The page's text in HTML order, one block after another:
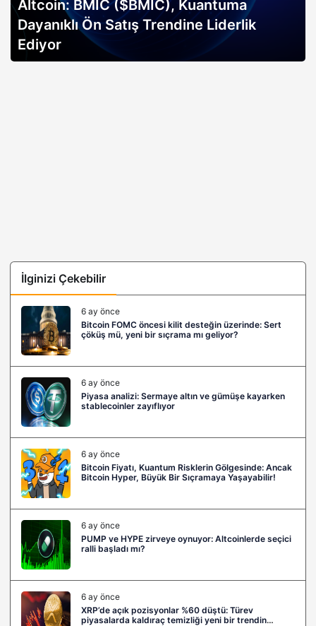
Altcoin: BMIC ($BMIC), Kuantuma
Dayanıklı Ön Satış Trendine Liderlik
Ediyor
İlginizi Çekebilir
6 ay önce
Bitcoin FOMC öncesi kilit desteğin üzerinde: Sert
çöküş mü, yeni bir sıçrama mı geliyor?
6 ay önce
Piyasa analizi: Sermaye altın ve gümüşe kayarken
stablecoinler zayıflıyor
6 ay önce
Bitcoin Fiyatı, Kuantum Risklerin Gölgesinde: Ancak
Bitcoin Hyper, Büyük Bir Sıçramaya Yaşayabilir!
6 ay önce
PUMP ve HYPE zirveye oynuyor: Altcoinlerde seçici
ralli başladı mı?
6 ay önce
XRP’de açık pozisyonlar %60 düştü: Türev
piyasalarda kaldıraç temizliği yeni bir trendin